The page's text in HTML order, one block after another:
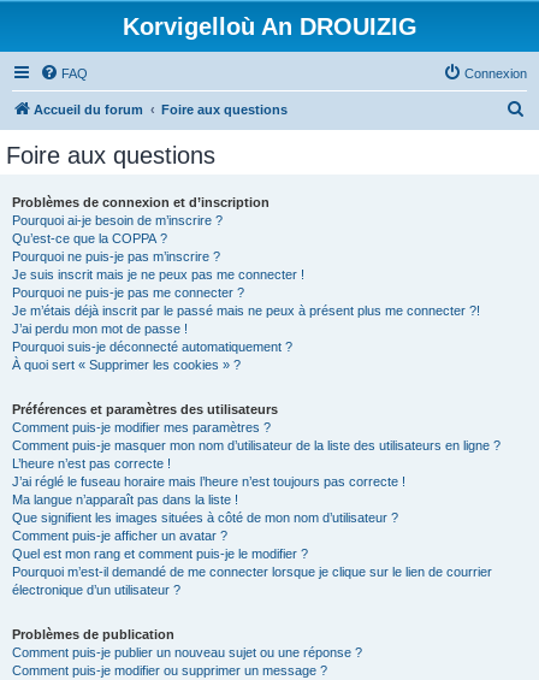
Korvigelloù An DROUIZIG
FAQ Connexion
Accueil du forum Foire aux questions
Foire aux questions
Problèmes de connexion et d’inscription
Pourquoi ai-je besoin de m’inscrire ?
Qu’est-ce que la COPPA ?
Pourquoi ne puis-je pas m’inscrire ?
Je suis inscrit mais je ne peux pas me connecter !
Pourquoi ne puis-je pas me connecter ?
Je m’étais déjà inscrit par le passé mais ne peux à présent plus me connecter ?!
J’ai perdu mon mot de passe !
Pourquoi suis-je déconnecté automatiquement ?
À quoi sert « Supprimer les cookies » ?
Préférences et paramètres des utilisateurs
Comment puis-je modifier mes paramètres ?
Comment puis-je masquer mon nom d’utilisateur de la liste des utilisateurs en ligne ?
L’heure n’est pas correcte !
J’ai réglé le fuseau horaire mais l’heure n’est toujours pas correcte !
Ma langue n’apparaît pas dans la liste !
Que signifient les images situées à côté de mon nom d’utilisateur ?
Comment puis-je afficher un avatar ?
Quel est mon rang et comment puis-je le modifier ?
Pourquoi m’est-il demandé de me connecter lorsque je clique sur le lien de courrier
électronique d’un utilisateur ?
Problèmes de publication
Comment puis-je publier un nouveau sujet ou une réponse ?
Comment puis-je modifier ou supprimer un message ?